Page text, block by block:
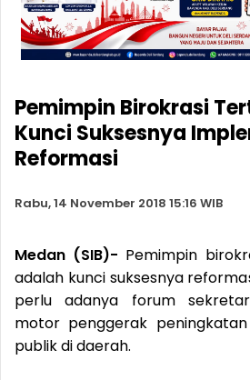
Pemimpin Birokrasi
Kunci Suksesnya
Reformasi
Rabu, 14 November 2018 15:16 WIB
Medan (SIB)- Pemimpin
adalah kunci suksesnya
perlu adanya forum
motor penggerak
publik di daerah.